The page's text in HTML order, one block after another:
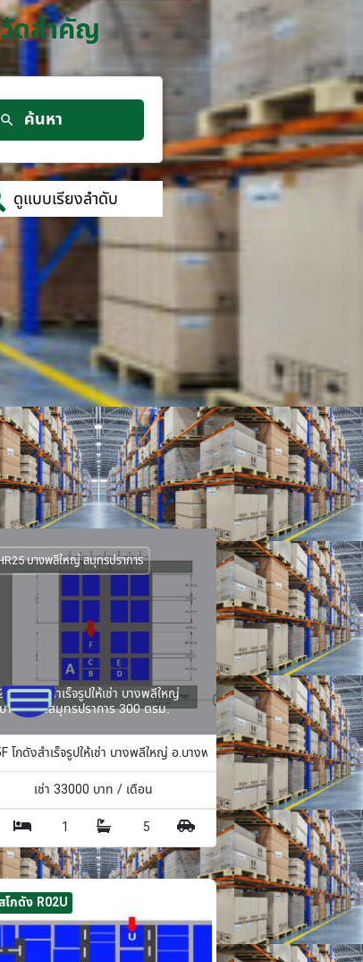
ดสำคัญ
ค้นหา
ดูแบบเรียงลำดับ
.ม.
โกดังสำเร็จรูปให้เช่า บางพลีใหญ่
างพลี จ.สมุทรปราการ 300 ตรม.
บางพลีใหญ่ สมุทรปราการ
โกดังสำเร็จรูปให้เช่า บางพลีใหญ่ อ.บางพลี จ.สมุทรปราการ 300 ตรม.
เช่า 33000 บาท / เดือน
1 5
โกดัง R02U